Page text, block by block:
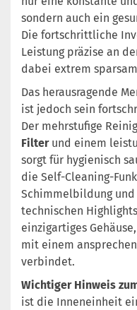
sondern auch ein
Die fortschrittliche
Leistung präzise an
dabei extrem
Das herausragende
ist jedoch sein
Der mehrstufige
Filterund einem
sorgt für hygienisch
die Self-Cleaning-
Schimmelbildung und
technischen
einzigartiges
mit einem
verbindet.
Wichtiger Hinweis
ist die Inneneinheit